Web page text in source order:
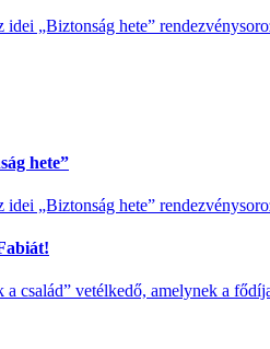
idei „Biztonság hete”
hete”
idei „Biztonság hete”
család” vetélkedő, amelynek a